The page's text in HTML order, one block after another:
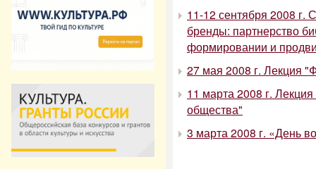
11-12 сентября 2008
бренды: партнерство
формировании и
27 мая 2008 г. Лекция
11 марта 2008 г.
общества"
3 марта 2008 г. «День